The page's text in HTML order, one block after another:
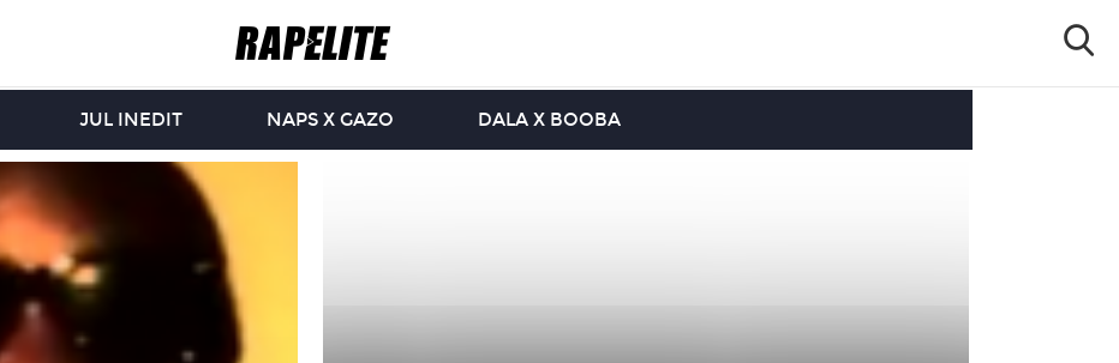
JUL INEDIT NAPS X GAZO DALA X BOOBA